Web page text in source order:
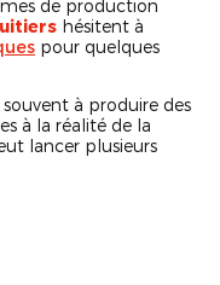
de production
hésitent à
pour quelques
à produire des
à la réalité de la
lancer plusieurs